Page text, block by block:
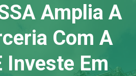
Amplia A
Com A
Investe Em